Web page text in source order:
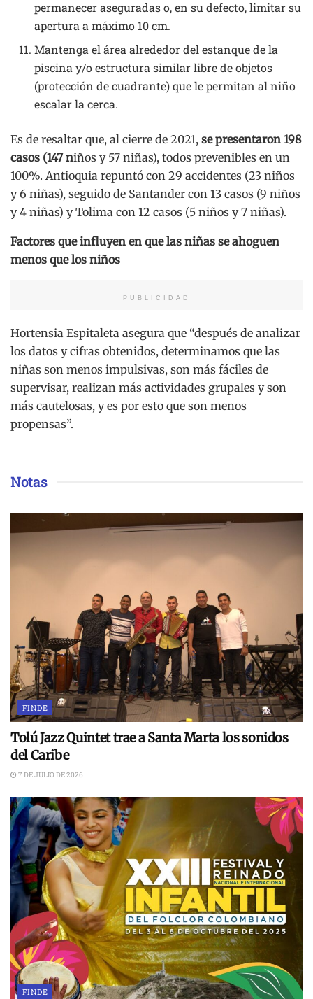
permanecer aseguradas o, en su defecto, limitar su
apertura a máximo 10 cm.
Mantenga el área alrededor del estanque de la
piscina y/o estructura similar libre de objetos
(protección de cuadrante) que le permitan al niño
escalar la cerca.
Es de resaltar que, al cierre de 2021, se presentaron 198
casos (147 niños y 57 niñas), todos prevenibles en un
100%. Antioquia repuntó con 29 accidentes (23 niños
y 6 niñas), seguido de Santander con 13 casos (9 niños
y 4 niñas) y Tolima con 12 casos (5 niños y 7 niñas).
Factores que influyen en que las niñas se ahoguen
menos que los niños
PUBLICIDAD
Hortensia Espitaleta asegura que “después de analizar
los datos y cifras obtenidos, determinamos que las
niñas son menos impulsivas, son más fáciles de
supervisar, realizan más actividades grupales y son
más cautelosas, y es por esto que son menos
propensas”.
Notas
FINDE
Tolú Jazz Quintet trae a Santa Marta los sonidos
del Caribe
7 DE JULIO DE 2026
FINDE